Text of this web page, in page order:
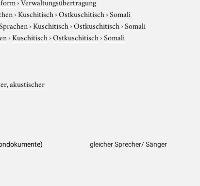
›Kuschitisch›Ostkuschitisch›Somali
›Kuschitisch›Ostkuschitisch›Somali
›Kuschitisch›Ostkuschitisch›Somali
akustischer
gleicher Sprecher/ Sänger